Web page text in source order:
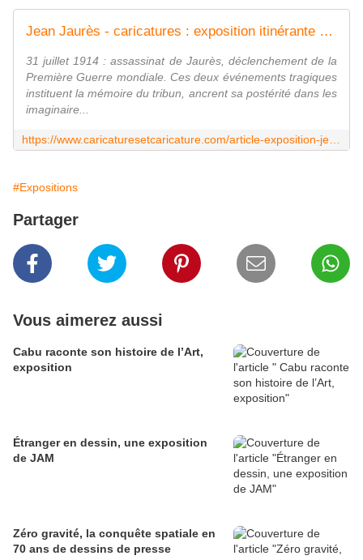
Jean Jaurès - caricatures : exposition itinérante à louer / imprimer
31 juillet 1914 : assassinat de Jaurès, déclenchement de la
Première Guerre mondiale. Ces deux événements tragiques
instituent la mémoire du tribun, ancrent sa postérité dans les
imaginaire...
#Expositions
Partager
Vous aimerez aussi
Cabu raconte son histoire de l’Art,
exposition
Étranger en dessin, une exposition
de JAM
Zéro gravité, la conquête spatiale en
70 ans de dessins de presse